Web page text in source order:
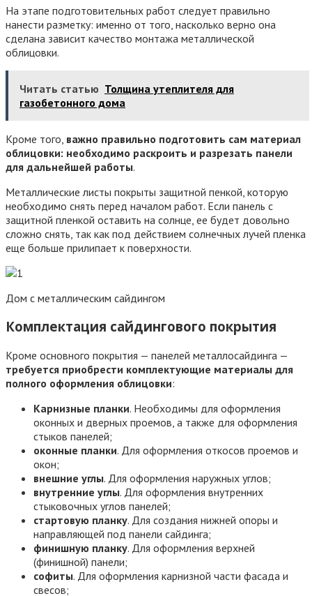
На этапе подготовительных работ следует правильно
нанести разметку: именно от того, насколько верно она
сделана зависит качество монтажа металлической
облицовки.
Читать статью Толщина утеплителя для
газобетонного дома
Кроме того, важно правильно подготовить сам материал
облицовки: необходимо раскроить и разрезать панели
для дальнейшей работы.
Металлические листы покрыты защитной пенкой, которую
необходимо снять перед началом работ. Если панель с
защитной пленкой оставить на солнце, ее будет довольно
сложно снять, так как под действием солнечных лучей пленка
еще больше прилипает к поверхности.
Дом с металлическим сайдингом
Комплектация сайдингового покрытия
Кроме основного покрытия — панелей металлосайдинга —
требуется приобрести комплектующие материалы для
полного оформления облицовки:
Карнизные планки. Необходимы для оформления
оконных и дверных проемов, а также для оформления
стыков панелей;
оконные планки. Для оформления откосов проемов и
окон;
внешние углы. Для оформления наружных углов;
внутренние углы. Для оформления внутренних
стыковочных углов панелей;
стартовую планку. Для создания нижней опоры и
направляющей под панели сайдинга;
финишную планку. Для оформления верхней
(финишной) панели;
софиты. Для оформления карнизной части фасада и
свесов;